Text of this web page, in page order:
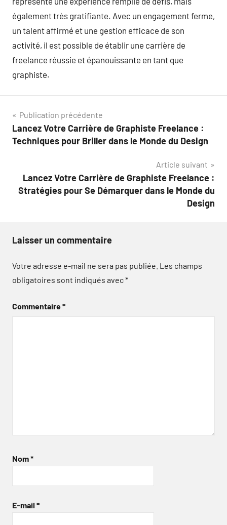
également très gratifiante. Avec un engagement ferme,
un talent affirmé et une gestion efficace de son
activité, il est possible de établir une carrière de
freelance réussie et épanouissante en tant que
graphiste.
Navigation
de
Publication précédente
Lancez Votre Carrière de Graphiste Freelance :
Techniques pour Briller dans le Monde du Design
Article suivant
Lancez Votre Carrière de Graphiste Freelance :
Stratégies pour Se Démarquer dans le Monde du
Design
Laisser un commentaire
Votre adresse e-mail ne sera pas publiée. Les champs
obligatoires sont indiqués avec*
Commentaire*
Nom*
E-mail *